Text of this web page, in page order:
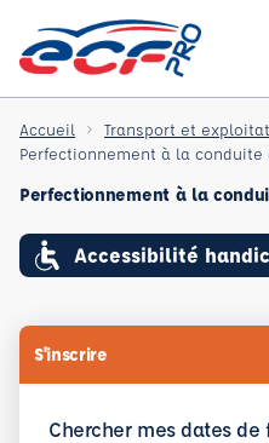
Accueil
Transport et
Perfectionnement à la
Perfectionnement à la
Accessibilité
S'inscrire
Chercher mes dates